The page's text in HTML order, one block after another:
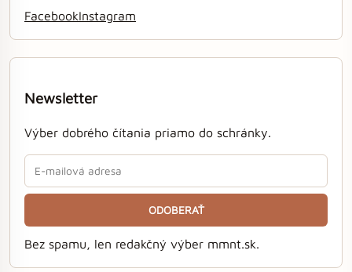
FacebookInstagram
Newsletter
Výber dobrého čítania priamo do schránky.
ODOBERAŤ
Bez spamu, len redakčný výber mmnt.sk.